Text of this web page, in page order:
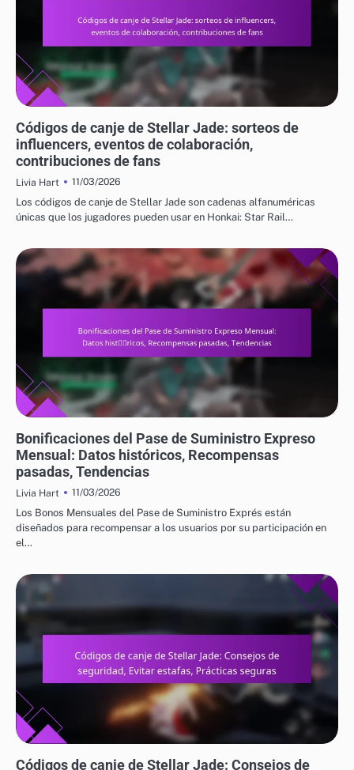
Códigos de canje de Stellar Jade: sorteos de
influencers, eventos de colaboración,
contribuciones de fans
Livia Hart
11/03/2026
Los códigos de canje de Stellar Jade son cadenas alfanuméricas
únicas que los jugadores pueden usar en Honkai: Star Rail…
Bonificaciones del Pase de Suministro Expreso
Mensual: Datos históricos, Recompensas
pasadas, Tendencias
Livia Hart
11/03/2026
Los Bonos Mensuales del Pase de Suministro Exprés están
diseñados para recompensar a los usuarios por su participación en
el…
Códigos de canje de Stellar Jade: Consejos de